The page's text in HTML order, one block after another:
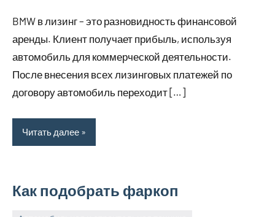
2023
BMW в лизинг – это разновидность финансовой
аренды. Клиент получает прибыль, используя
автомобиль для коммерческой деятельности.
После внесения всех лизинговых платежей по
договору автомобиль переходит […]
Читать далее
Как подобрать фаркоп